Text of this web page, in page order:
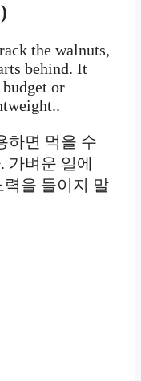
the walnuts,
behind. It
budget or
하면 먹을 수
가벼운 일에
을 들이지 말